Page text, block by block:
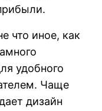
что иное, как
удобного
Чаще
дизайн